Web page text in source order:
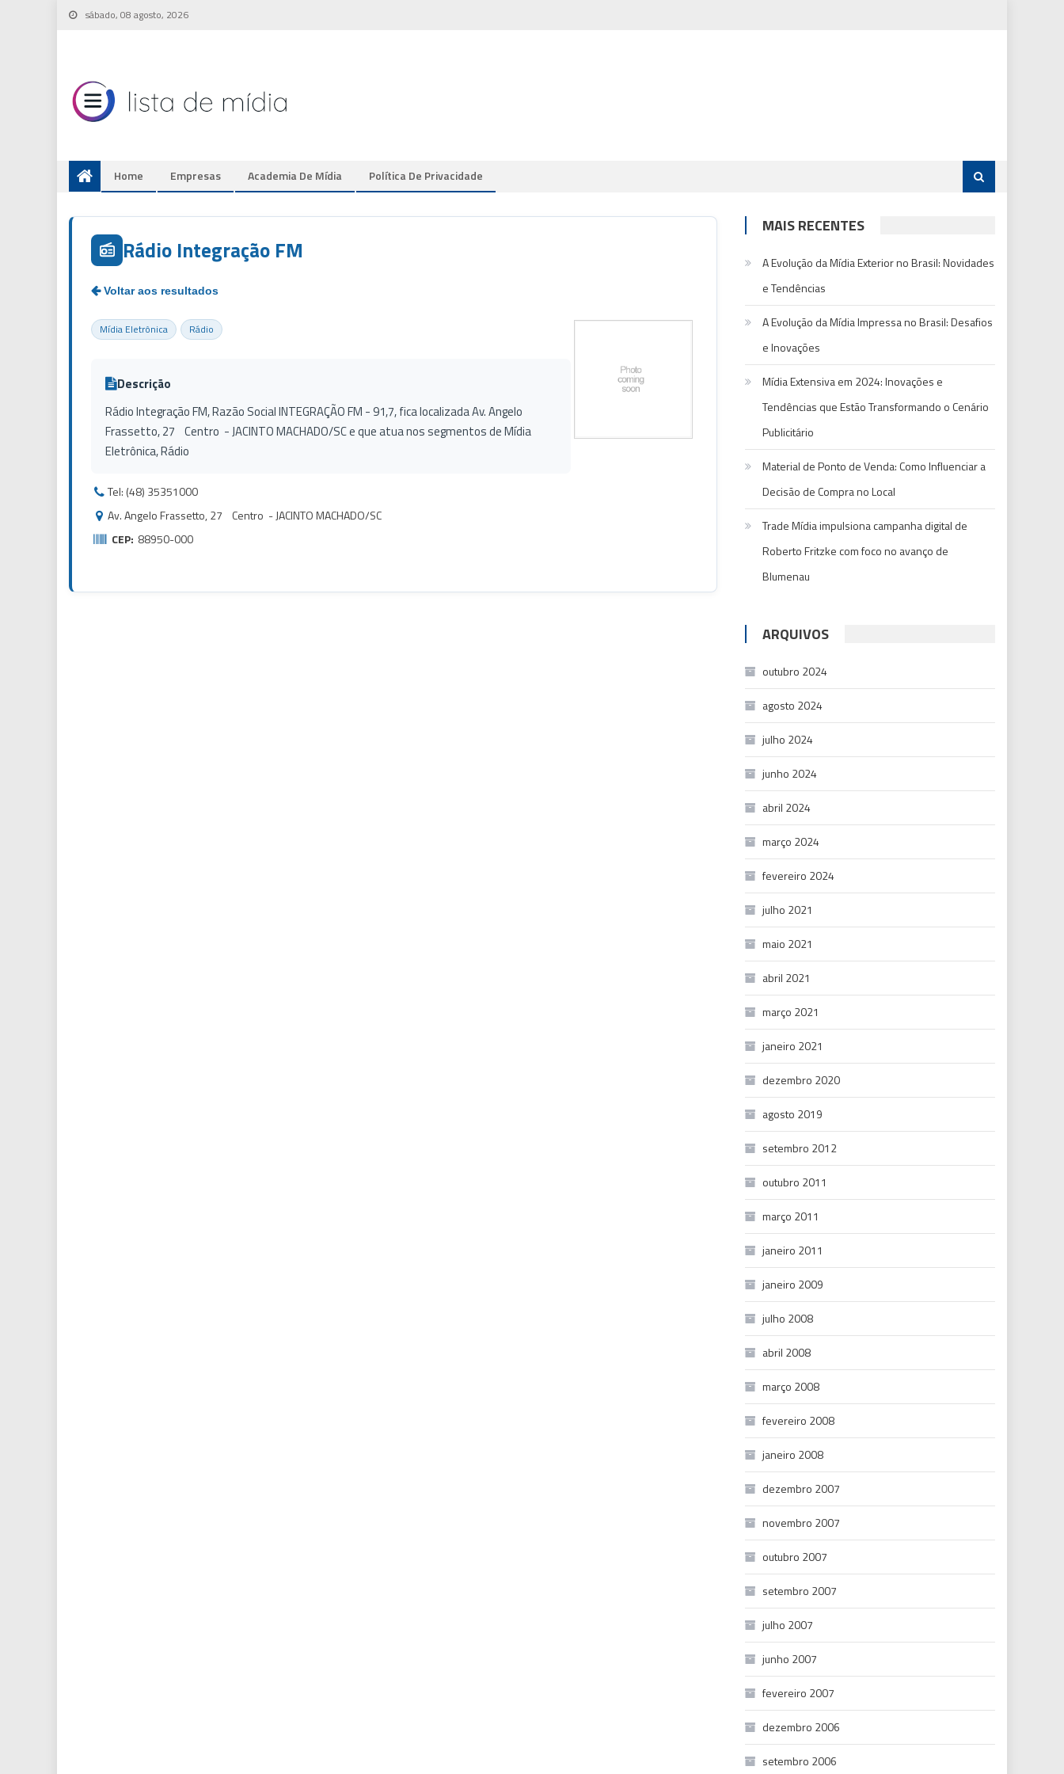
Skip sábado, 08 agosto, 2026
Home Empresas Academia De Mídia Política De Privacidade
Rádio Integração FM
Mídia Eletrônica Rádio
Descrição
Rádio Integração FM, Razão Social INTEGRAÇÃO FM - 91,7, fica localizada Av. Angelo
Frassetto, 27 Centro - JACINTO MACHADO/SC e que atua nos segmentos de Mídia
Eletrônica, Rádio
Tel: (48) 35351000
Av. Angelo Frassetto, 27 Centro - JACINTO MACHADO/SC
CEP: 88950-000
MAIS RECENTES
A Evolução da Mídia Exterior no Brasil: Novidades
e Tendências
A Evolução da Mídia Impressa no Brasil: Desafios
e Inovações
Mídia Extensiva em 2024: Inovações e
Tendências que Estão Transformando o Cenário
Publicitário
Material de Ponto de Venda: Como Influenciar a
Decisão de Compra no Local
Trade Mídia impulsiona campanha digital de
Roberto Fritzke com foco no avanço de
Blumenau
ARQUIVOS
outubro 2024
agosto 2024
julho 2024
junho 2024
abril 2024
março 2024
fevereiro 2024
julho 2021
maio 2021
abril 2021
março 2021
janeiro 2021
dezembro 2020
agosto 2019
setembro 2012
outubro 2011
março 2011
janeiro 2011
janeiro 2009
julho 2008
abril 2008
março 2008
fevereiro 2008
janeiro 2008
dezembro 2007
novembro 2007
outubro 2007
setembro 2007
julho 2007
junho 2007
fevereiro 2007
dezembro 2006
setembro 2006